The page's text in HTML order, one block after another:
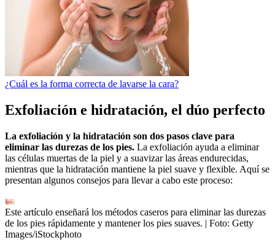
¿Cuál es la forma correcta de lavarse la cara?
Exfoliación e hidratación, el dúo perfecto
La exfoliación y la hidratación son dos pasos clave para
eliminar las durezas de los pies. La exfoliación ayuda a eliminar
las células muertas de la piel y a suavizar las áreas endurecidas,
mientras que la hidratación mantiene la piel suave y flexible. Aquí se
presentan algunos consejos para llevar a cabo este proceso:
Este artículo enseñará los métodos caseros para eliminar las durezas
de los pies rápidamente y mantener los pies suaves. | Foto: Getty
Images/iStockphoto